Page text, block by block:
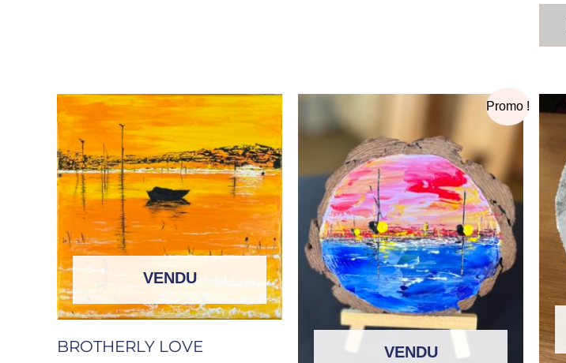
VENDU
BROTHERLY LOVE
Promo !
VENDU
prix
initial
était :
20,00€.
actuel
est :
16,00€.